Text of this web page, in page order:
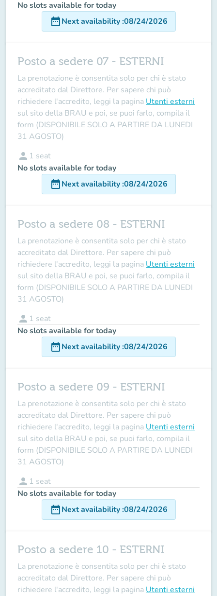
No slots available for today
date_rangeNext availability:08/24/2026
Posto a sedere 07 - ESTERNI
La prenotazione è consentita solo per chi è stato
accreditato dal Direttore. Per sapere chi può
richiedere l'accredito, leggi la pagina Utenti esterni
sul sito della BRAU e poi, se puoi farlo, compila il
form (DISPONIBILE SOLO A PARTIRE DA LUNEDI
31 AGOSTO)
person 1 seat
No slots available for today
date_rangeNext availability:08/24/2026
Posto a sedere 08 - ESTERNI
La prenotazione è consentita solo per chi è stato
accreditato dal Direttore. Per sapere chi può
richiedere l'accredito, leggi la pagina Utenti esterni
sul sito della BRAU e poi, se puoi farlo, compila il
form (DISPONIBILE SOLO A PARTIRE DA LUNEDI
31 AGOSTO)
person 1 seat
No slots available for today
date_rangeNext availability:08/24/2026
Posto a sedere 09 - ESTERNI
La prenotazione è consentita solo per chi è stato
accreditato dal Direttore. Per sapere chi può
richiedere l'accredito, leggi la pagina Utenti esterni
sul sito della BRAU e poi, se puoi farlo, compila il
form (DISPONIBILE SOLO A PARTIRE DA LUNEDI
31 AGOSTO)
person 1 seat
No slots available for today
date_rangeNext availability:08/24/2026
Posto a sedere 10 - ESTERNI
La prenotazione è consentita solo per chi è stato
accreditato dal Direttore. Per sapere chi può
richiedere l'accredito, leggi la pagina Utenti esterni